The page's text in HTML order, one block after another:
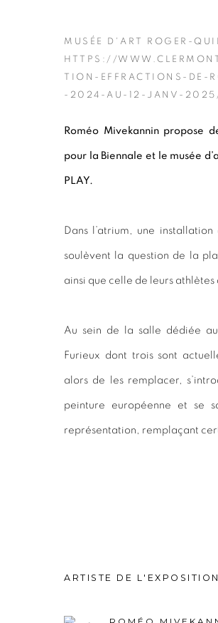
MUSÉE D'ART ROGER-
HTTPS://
TION-EFFRACTIONS-DE-
-2024-AU-12-JANV-
Roméo Mivekannin propose
pour la Biennale et le musée
PLAY.
Dans l’atrium, une
soulèvent la question de la
ainsi que celle de leurs athlètes
Au sein de la salle dédiée
Furieux dont trois sont
alors de les remplacer,
peinture européenne et se
représentation, remplaçant
ARTISTE DE L'EXPOSITION